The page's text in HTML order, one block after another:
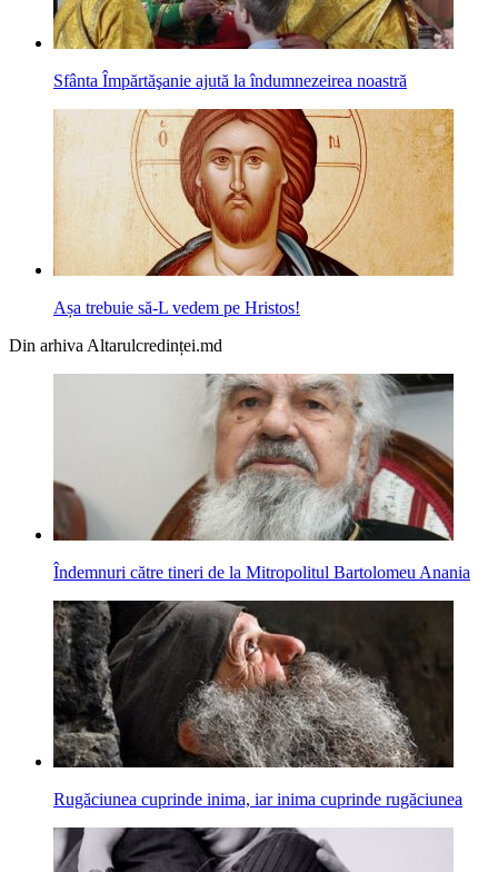
Sfânta Împărtăşanie ajută la îndumnezeirea noastră
Așa trebuie să-L vedem pe Hristos!
Din arhiva Altarulcredinței.md
Îndemnuri către tineri de la Mitropolitul Bartolomeu Anania
Rugăciunea cuprinde inima, iar inima cuprinde rugăciunea